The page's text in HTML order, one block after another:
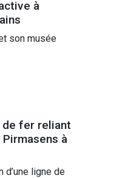
à
son musée
de fer reliant
à
d’une ligne de